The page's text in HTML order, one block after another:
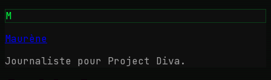
M
Maurène
Journaliste pour Project Diva.